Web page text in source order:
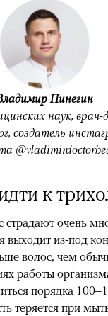
Пинегин
наук, врач-
создатель
к
страдают очень
выходит из-под
волос, чем
работы
порядка
теряется при